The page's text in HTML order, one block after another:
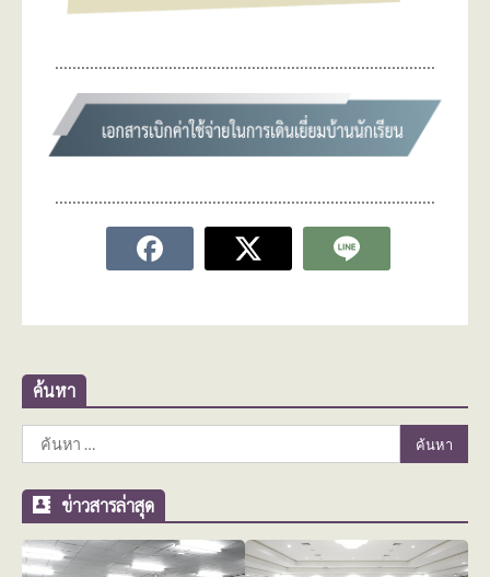
……………………………………………………………………………
……………………………………………………………………………
ค้นหา
ค้นหา
สำหรับ:
ข่าวสารล่าสุด